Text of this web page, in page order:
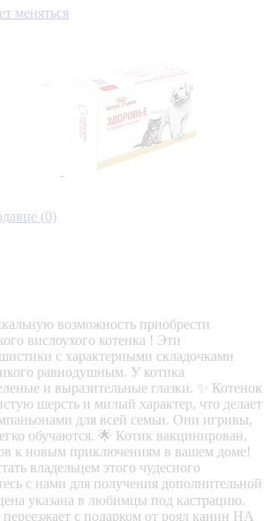
меняться
(0)
возможность приобрести
вислоухого котенка ! Эти
с характерными складочками
равнодушным. У котика
и выразительные глазки. ✨ Котенок
шерсть и милый характер, что делает
для всей семьи. Они игривы,
обучаются. 🌟 Котик вакцинирован,
к новым приключениям в вашем доме!
владельцем этого чудесного
с нами для получения дополнительной
указана в любимцы под кастрацию.
с подарком от роял канин НА